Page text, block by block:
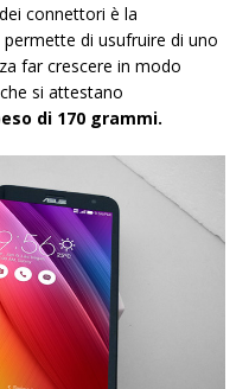
connettori è la
di usufruire di uno
far crescere in modo
si attestano
di 170 grammi.